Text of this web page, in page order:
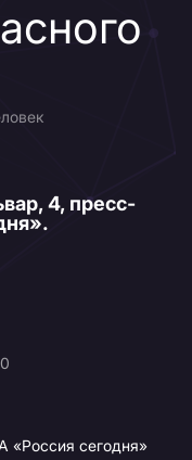
4, пресс-
0
«Россия сегодня»